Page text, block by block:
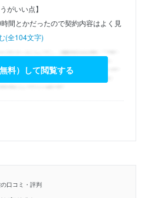
がいい点】
間とかだったので契約内容はよく見
(全104文字)
料）して閲覧する
口コミ・評判